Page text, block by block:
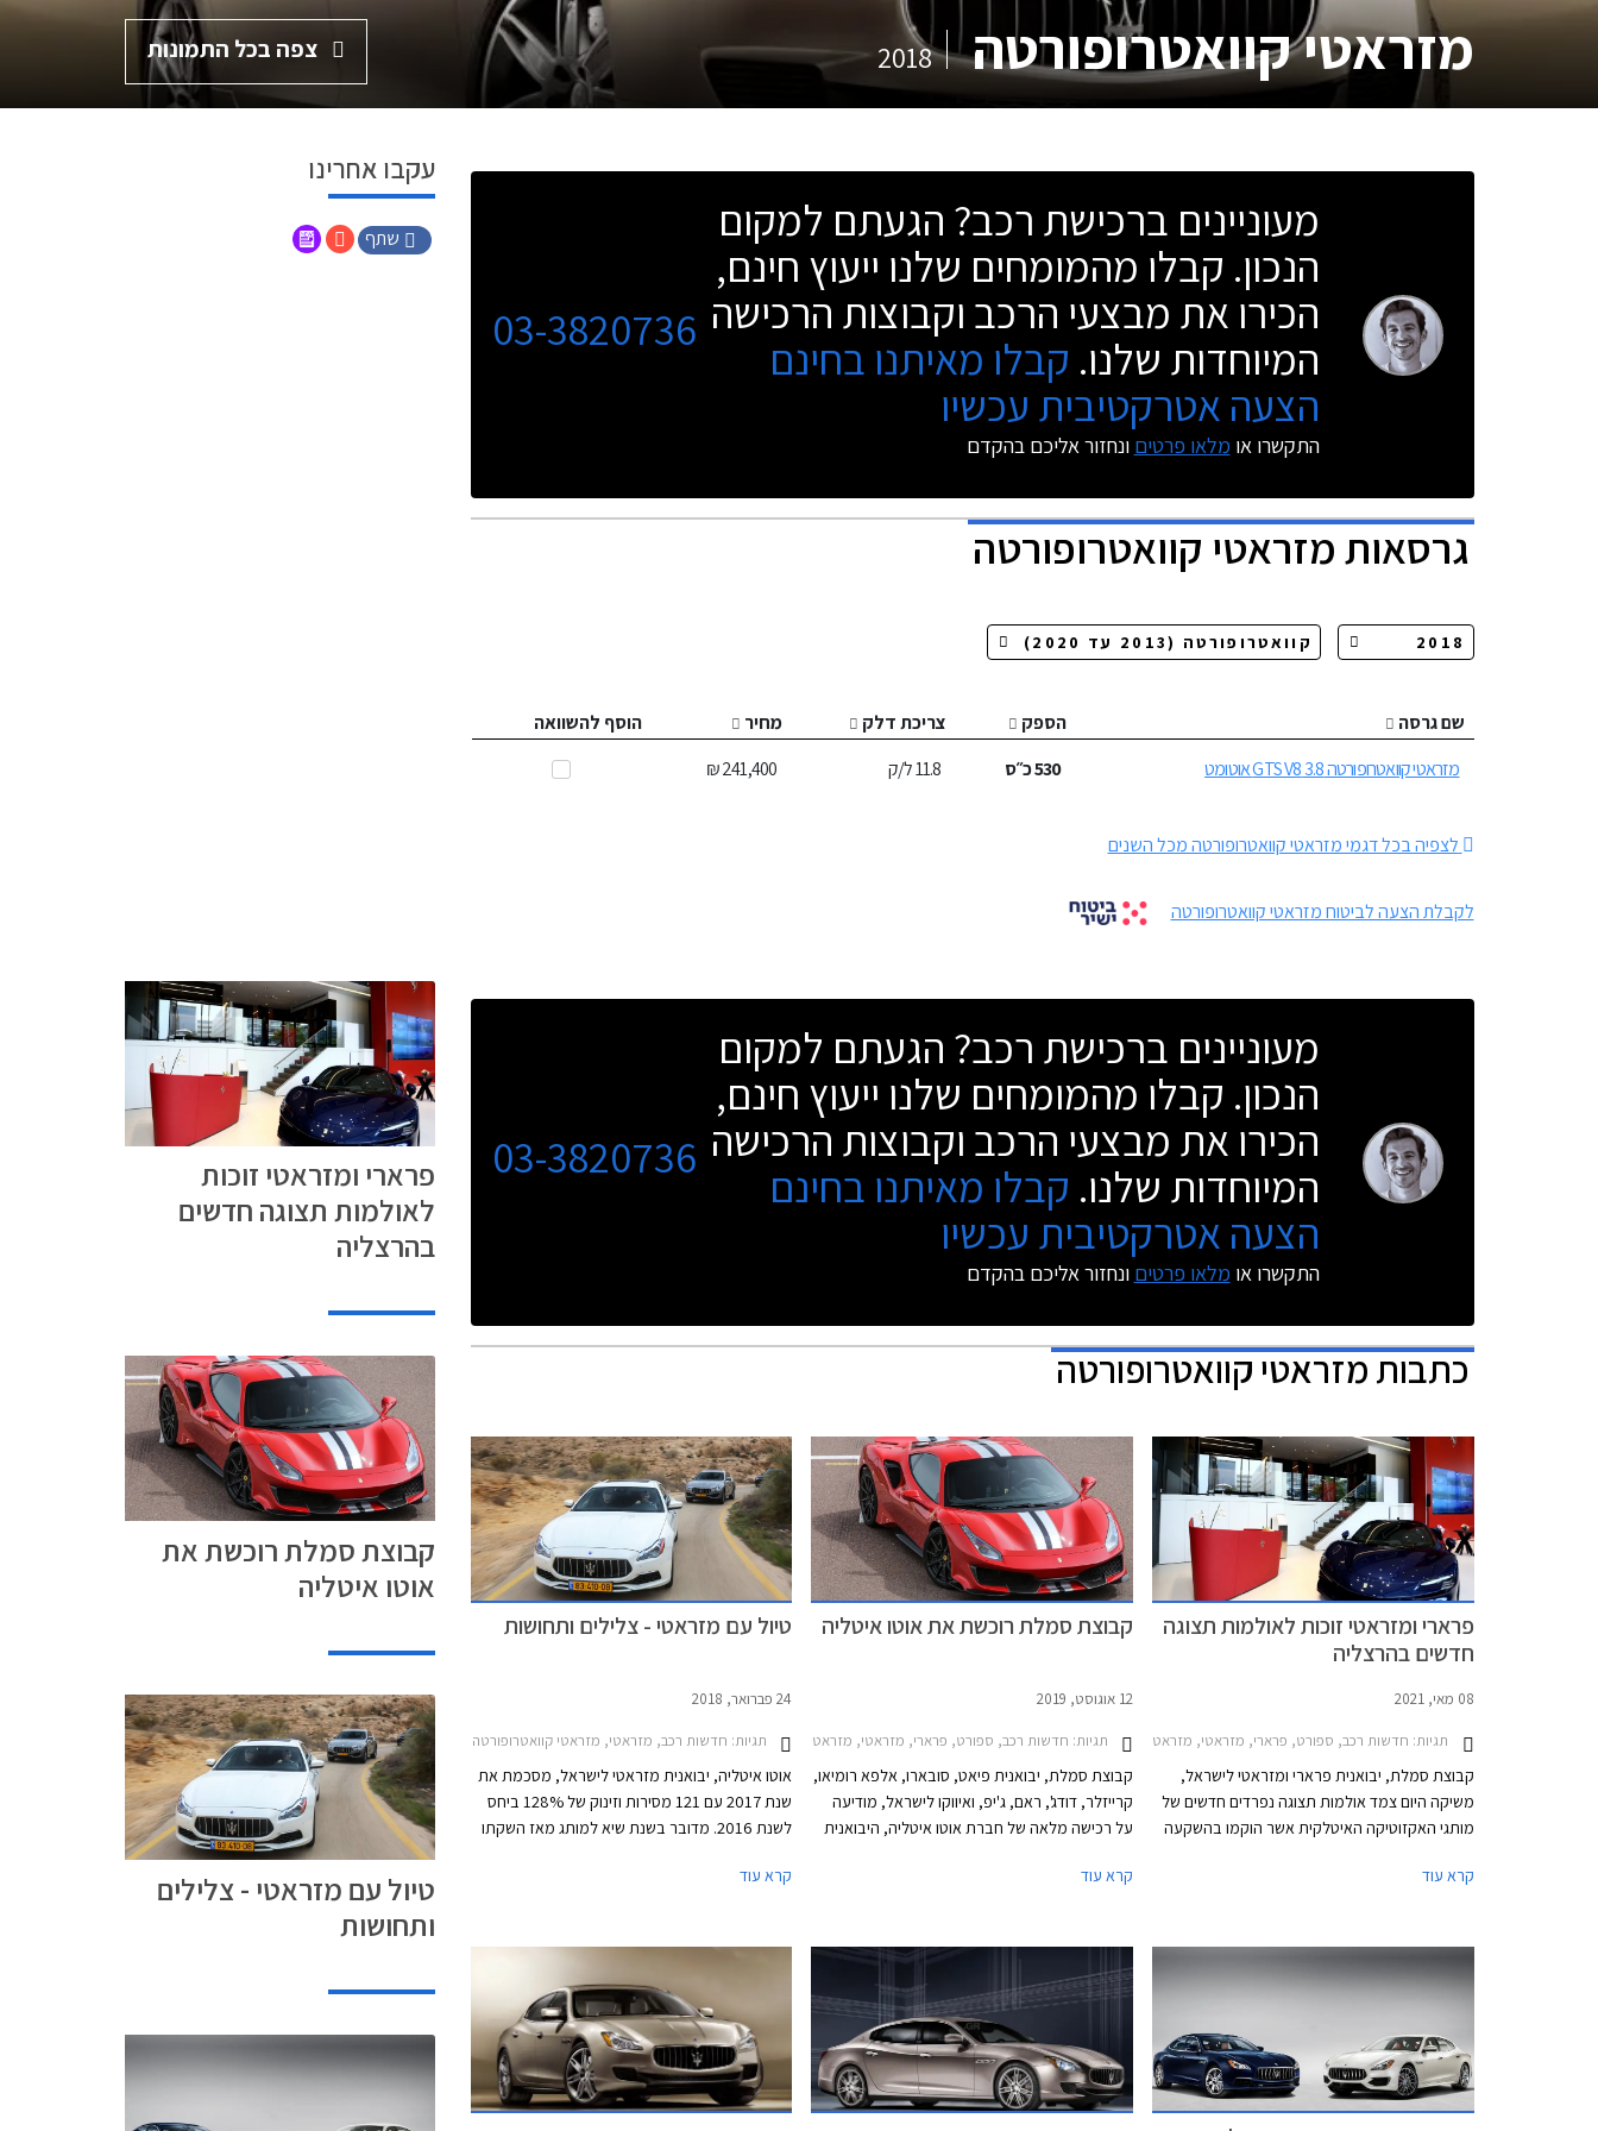
מזראטי קוואטרופורטה 2018 צפה בכל התמונות
מעוניינים ברכישת רכב? הגעתם למקום
הנכון. קבלו מהמומחים שלנו ייעוץ חינם,
הכירו את מבצעי הרכב וקבוצות הרכישה
המיוחדות שלנו. קבלו מאיתנו בחינם
הצעה אטרקטיבית עכשיו
התקשרו או מלאו פרטים ונחזור אליכם בהקדם
03-3820736
גרסאותמזראטי קוואטרופורטה
שם גרסה הספק צריכת דלק מחיר
הוסף להשוואה
מזראטי קוואטרופורטה 3.8 GTS V8 אוטומט
530כ״ס 11.8ל/ק 241,400 ₪
לצפיה בכל דגמי מזראטי קוואטרופורטה מכל השנים
לקבלת הצעה לביטוח מזראטי קוואטרופורטה
עקבו אחרינו
שתף
מעוניינים ברכישת רכב? הגעתם למקום
הנכון. קבלו מהמומחים שלנו ייעוץ חינם,
הכירו את מבצעי הרכב וקבוצות הרכישה
המיוחדות שלנו. קבלו מאיתנו בחינם
הצעה אטרקטיבית עכשיו
התקשרו או מלאו פרטים ונחזור אליכם בהקדם
03-3820736
כתבותמזראטי קוואטרופורטה
פרארי ומזראטי זוכות לאולמות תצוגה
חדשים בהרצליה
08 מאי, 2021
תגיות: חדשות רכב, ספורט, פרארי, מזראטי, מזראטי קוואטרופורטה 2013-2020מזראטי לבנטה 2016-2021
קבוצת סמלת, יבואנית פרארי ומזראטי לישראל,
משיקה היום צמד אולמות תצוגה נפרדים חדשים של
מותגי האקזוטיקה האיטלקית אשר הוקמו בהשקעה
החדשים של פרארי העולמית. כיאה למותגי על
קרא עוד
קבוצת סמלת רוכשת את אוטו איטליה
12 אוגוסט, 2019
תגיות: חדשות רכב, ספורט, פרארי, מזראטי, מזראטי קוואטרופורטה 2013-2020, מזראטי לבנטה 2016-2021פרארי F12 ברלינטה 2012-2017
קבוצת סמלת, יבואנית פיאט, סובארו, אלפא רומיאו,
קרייזלר, דודג', ראם, ג'יפ, ואיווקו לישראל, מודיעה
על רכישה מלאה של חברת אוטו איטליה, היבואנית
ומזארטי.
קרא עוד
טיול עם מזראטי - צלילים ותחושות
24 פברואר, 2018
תגיות: חדשות רכב, מזראטי, מזראטי קוואטרופורטה 2013-2020, מזראטי גיבלי 2013-2016מזראטי לבנטה 2016-2021
אוטו איטליה, יבואנית מזראטי לישראל, מסכמת את
שנת 2017 עם 121 מסירות וזינוק של 128% ביחס
לשנת 2016. מדובר בשנת שיא למותג מאז השקתו
סמל"ת (25%). שיווק דגמי פרארי ומזראטי מתבצע
בחטיבת היוקרה של קבוצת UMI המנוהלת על ידי
אור קליין.
קרא עוד
פרארי ומזראטי זוכות
לאולמות תצוגה חדשים
בהרצליה
קבוצת סמלת רוכשת את
אוטו איטליה
טיול עם מזראטי - צלילים
ותחושות